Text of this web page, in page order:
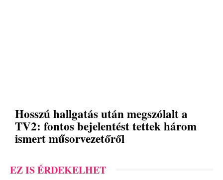
Hosszú hallgatás után megszólalt a
TV2: fontos bejelentést tettek három
ismert műsorvezetőről
EZ IS ÉRDEKELHET